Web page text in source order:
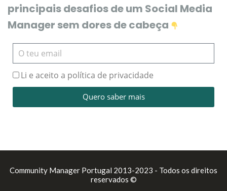
principais desafios de um Social Media
Manager sem dores de cabeça
Li e aceito a política de privacidade
Quero saber mais
Community Manager Portugal 2013-2023 - Todos os direitos
reservados ©